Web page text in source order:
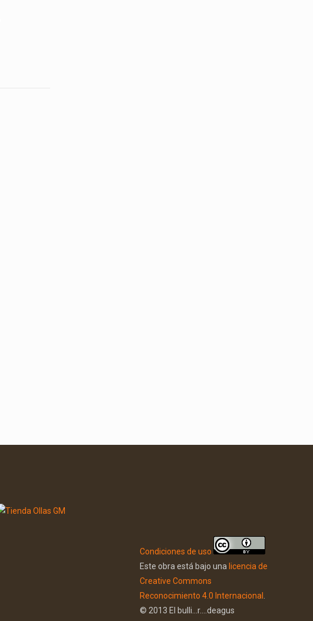
Condiciones de uso
Este obra está bajo una licencia de
Creative Commons
Reconocimiento 4.0 Internacional .
© 2013 El bulli...r....deagus